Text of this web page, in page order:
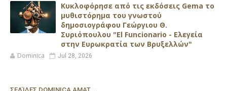
Κυκλοφόρησε από τις εκδόσεις Gema το
μυθιστόρημα του γνωστού
δημοσιογράφου Γεώργιου Θ.
Συριόπουλου "El Funcionario - Ελεγεία
στην Ευρωκρατία των Βρυξελλών"
Dominica Jul 28, 2026